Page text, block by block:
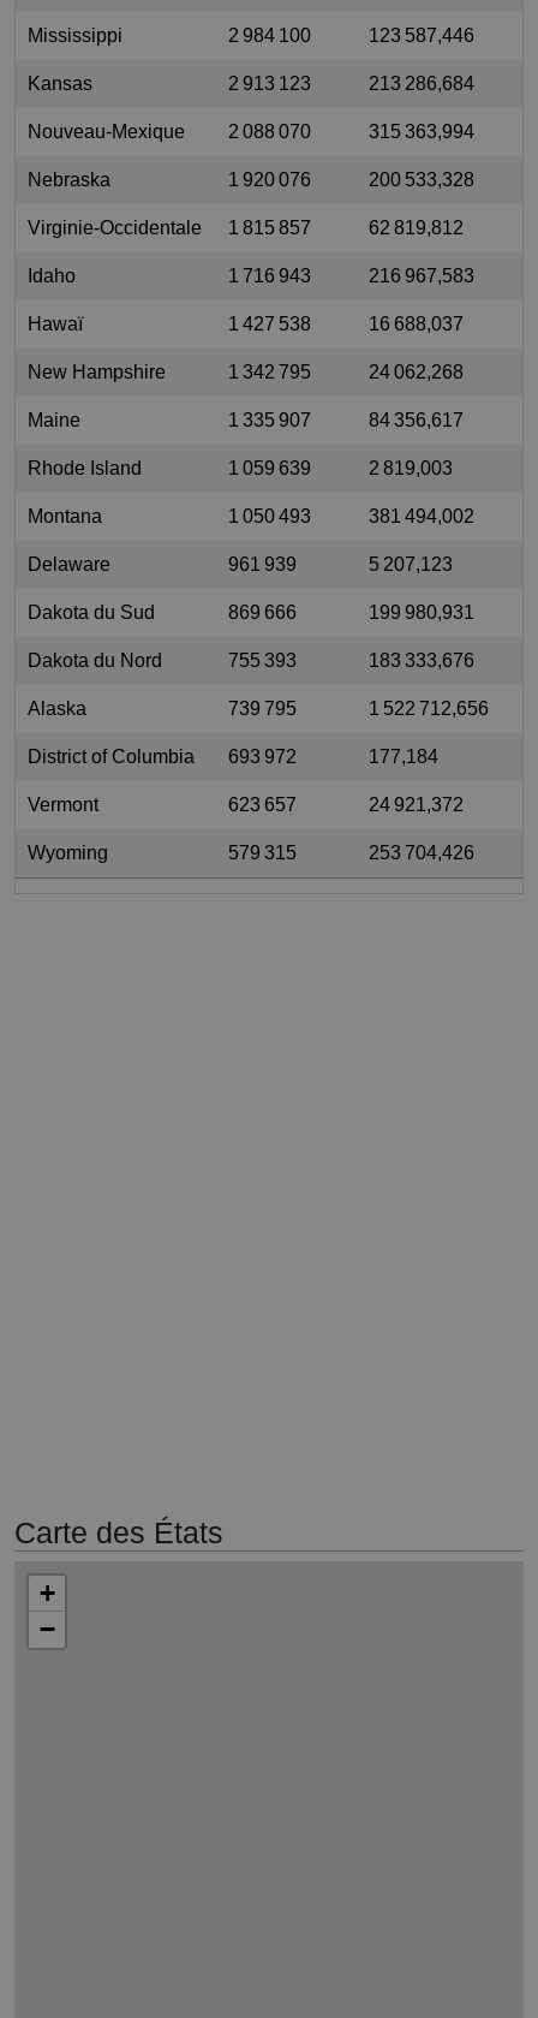
Mississippi 2 984 100 123 587,446
Kansas 2 913 123 213 286,684
Nouveau-Mexique 2 088 070 315 363,994
Nebraska 1 920 076 200 533,328
Virginie-Occidentale 1 815 857 62 819,812
Idaho 1 716 943 216 967,583
Hawaï 1 427 538 16 688,037
New Hampshire 1 342 795 24 062,268
Maine 1 335 907 84 356,617
Rhode Island 1 059 639 2 819,003
Montana 1 050 493 381 494,002
Delaware 961 939 5 207,123
Dakota du Sud 869 666 199 980,931
Dakota du Nord 755 393 183 333,676
Alaska 739 795 1 522 712,656
District of Columbia 693 972 177,184
Vermont 623 657 24 921,372
Wyoming 579 315 253 704,426
Carte des États
+
−